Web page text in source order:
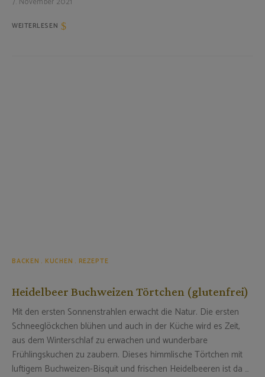
WEITERLESEN
BACKEN KUCHEN REZEPTE
Heidelbeer Buchweizen Törtchen (glutenfrei)
Mit den ersten Sonnenstrahlen erwacht die Natur. Die ersten
Schneeglöckchen blühen und auch in der Küche wird es Zeit,
aus dem Winterschlaf zu erwachen und wunderbare
Frühlingskuchen zu zaubern. Dieses himmlische Törtchen mit
luftigem Buchweizen-Bisquit und frischen Heidelbeeren ist da …